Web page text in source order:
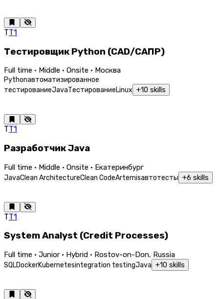
ТТ1
Тестировщик Python (CAD/САПР)
Full time · Middle · Onsite · Москва
Pythonавтоматизированное
тестированиеJavaТестированиеLinux +10 skills
ТТ1
Разработчик Java
Full time · Middle · Onsite · Екатеринбург
JavaClean ArchitectureClean CodeArtemisавтотесты +6 skills
ТТ1
System Analyst (Credit Processes)
Full time · Junior · Hybrid · Rostov-on-Don, Russia
SQLDockerKubernetesintegration testingJava +10 skills